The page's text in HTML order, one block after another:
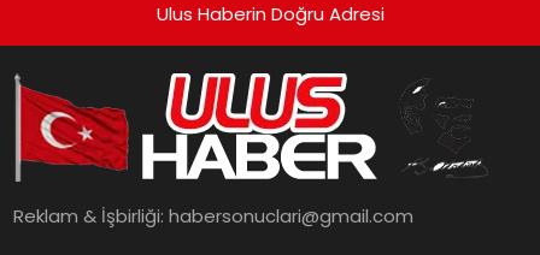
Ulus Haberin Doğru Adresi
Reklam & İşbirliği:habersonuclari@gmail.com